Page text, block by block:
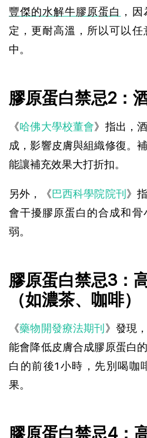
豐傑的水解牛膠原蛋白 ，
定，更耐高溫，所以可以
中。
膠原蛋白禁忌2：
《哈佛大學校董會》指出，
成，影響皮膚與組織修復。
能讓補充效果大打折扣。
另外，《巴西科學院院刊 》
會干擾膠原蛋白的合成和
弱。
膠原蛋白禁忌3：
（如濃茶、咖啡）
《藥物開發療法期刊 》發現
能會降低皮膚合成膠原蛋白
白的前後1小時，先別喝咖
果。
膠原蛋白禁忌4：